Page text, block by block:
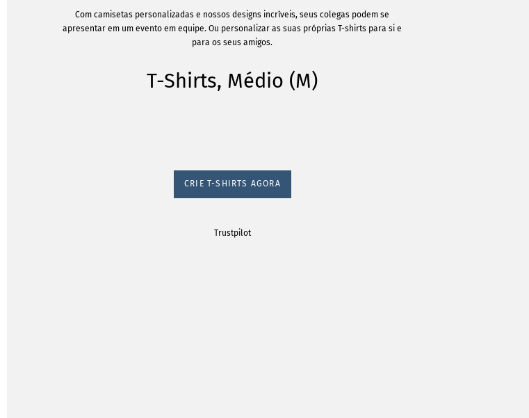
Com camisetas personalizadas e nossos designs incríveis, seus colegas podem se
apresentar em um evento em equipe. Ou personalizar as suas próprias T-shirts para si e
para os seus amigos.
T-Shirts, Médio (M)
CRIE T-SHIRTS AGORA
Trustpilot